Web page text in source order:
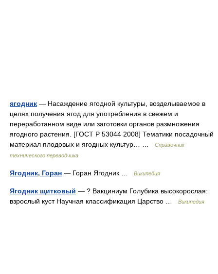
ягодник — Насаждение ягодной культуры, возделываемое в
целях получения ягод для употребления в свежем и
переработанном виде или заготовки органов размножения
ягодного растения. [ГОСТ Р 53044 2008] Тематики посадочный
материал плодовых и ягодных культур… …
Справочник
технического переводчика
Ягодник, Горан — Горан Ягодник … Википедия
Ягодник щитковый — ? Вакциниум Голубика высокорослая:
взрослый куст Научная классификация Царство …
Википедия